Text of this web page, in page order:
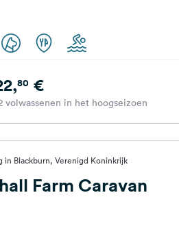
80€
volwassenen in het hoogseizoen
in Blackburn, Verenigd Koninkrijk
Farm Caravan